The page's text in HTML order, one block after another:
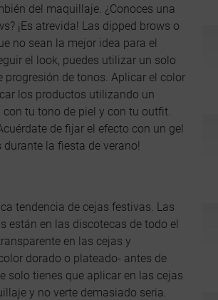
del maquillaje. ¿Conoces una
¡Es atrevida! Las dipped brows o
no sean la mejor idea para el
el look, puedes utilizar un solo
de tonos. Aplicar el color
los productos utilizando un
con tu tono de piel y con tu outfit.
de fijar el efecto con un gel
la fiesta de verano!
tendencia de cejas festivas. Las
están en las discotecas de todo el
en las cejas y
dorado o plateado- antes de
solo tienes que aplicar en las cejas
y no verte demasiado seria.